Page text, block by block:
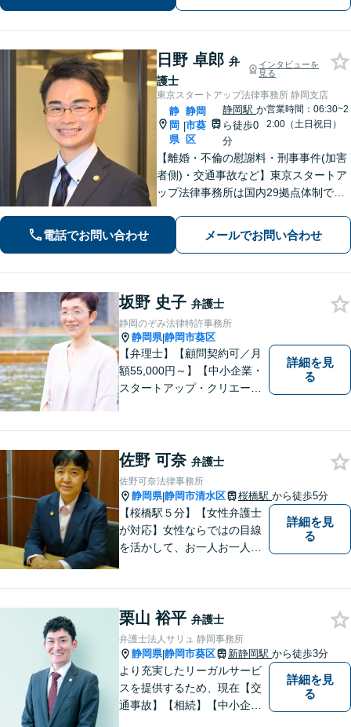
はお気軽にご相談ください。
日野 卓郎 弁
護士
インタビューを
見る
東京スタートアップ法律事務所 静岡支店
静
岡
県
|
静岡
市葵
区
静岡駅か
ら徒歩0
分
営業時間：06:30~2
2:00（土日祝日）
【離婚・不倫の慰謝料・刑事事件(加害
者側)・交通事故など】東京スタートア
ップ法律事務所は国内29拠点体制で全
対応(法律相談は完全予約制)】各分野で
専門性の高い弁護士が寄り添い解決を
電話でお問い合わせ メールでお問い合わせ
坂野 史子 弁護士
静岡のぞみ法律特許事務所
静岡県|静岡市葵区
【弁理士】【顧問契約可／月
額55,000円～】【中小企業・
スタートアップ・クリエータ
標、著作権、不正競争防止法
の専門知識・経験豊富」「リ
ーガルフォースの高精度契約
書チェック」
詳細を見
る
佐野 可奈 弁護士
佐野可奈法律事務所
静岡県|静岡市清水区 桜橋駅 から徒歩5分
【桜橋駅５分】【女性弁護士
が対応】女性ならではの目線
を活かして、お一人お一人の
っくり聞かせていただきま
す。法律面・精神面の両方か
らサポートいたします。
詳細を見
る
栗山 裕平 弁護士
弁護士法人サリュ 静岡事務所
静岡県|静岡市葵区 新静岡駅 から徒歩3分
より充実したリーガルサービ
スを提供するため、現在【交
通事故】【相続】【中小企業
詳細を見
る